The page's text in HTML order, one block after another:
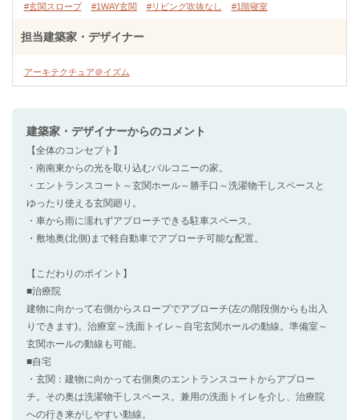
#玄関スロープ
#1WAY玄関 #リビング吹抜なし #1階寝室
担当建築家・デザイナー
アーキテクチュア＠イズム
建築家・デザイナーからのコメント
【全体のコンセプト】
・南南東からの光を取り込むバルコニーの家。
・エントランスコート～玄関ホール～勝手口～洗濯物干しスペースと
ゆったり使える玄関廻り。
・車から雨に濡れずアプローチできる駐車スペース。
・敷地奥(北側)まで軽自動車でアプローチ可能な配置。
【こだわりのポイント】
■治療院
建物に向かって右側からスロープでアプローチ(左の階段側からも出入
りできます)。治療室～洗面トイレ～自宅玄関ホールの動線。準備室～
玄関ホールの動線も可能。
■自宅
・玄関：建物に向かって右側奥のエントランスコートからアプロー
チ。その奥は洗濯物干しスペース。兼用の洗面トイレを介し、治療院
への行き来がしやすい動線。